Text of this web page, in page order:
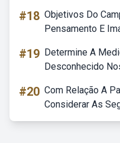
#18 Objetivos Do
Pensamento E
#19 Determine A
Desconhecido
#20 Com Relação A
Considerar As